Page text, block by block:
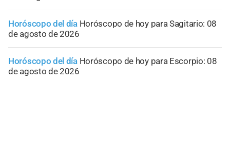
Horóscopo del día Horóscopo de hoy para Sagitario: 08
de agosto de 2026
Horóscopo del día Horóscopo de hoy para Escorpio: 08
de agosto de 2026